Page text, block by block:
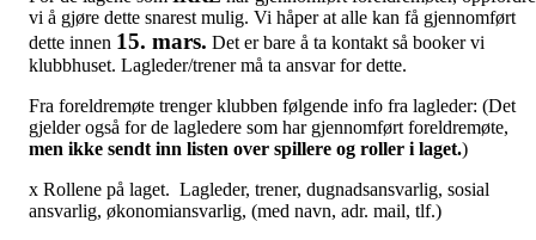
vi å gjøre dette snarest mulig. Vi håper at alle kan få gjennomført
dette innen 15. mars. Det er bare å ta kontakt så booker vi
klubbhuset. Lagleder/trener må ta ansvar for dette.
Fra foreldremøte trenger klubben følgende info fra lagleder: (Det
gjelder også for de lagledere som har gjennomført foreldremøte,
men ikke sendt inn listen over spillere og roller i laget.)
x Rollene på laget. Lagleder, trener, dugnadsansvarlig, sosial
ansvarlig, økonomiansvarlig, (med navn, adr. mail, tlf.)